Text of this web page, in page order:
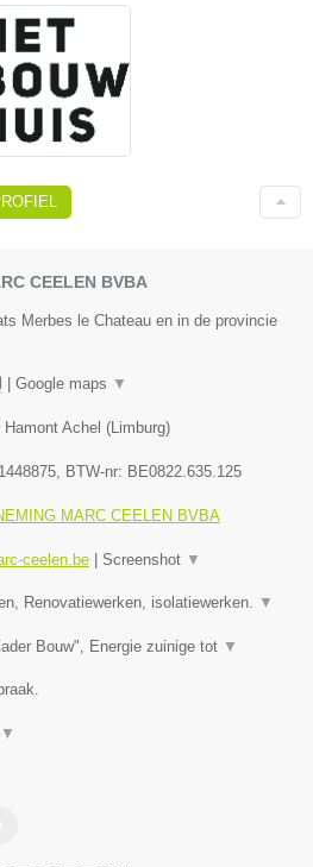
CEELEN BVBA
Merbes le Chateau en in de provincie
Google maps ▼
Hamont Achel ( Limburg)
, BTW-nr: BE0822.635.125
MARC CEELEN BVBA
ceelen.be Screenshot ▼
Renovatiewerken, isolatiewerken. ▼
Bouw", Energie zuinige tot ▼
▼